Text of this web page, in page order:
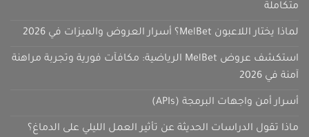
متكاملة
لماذا يختار اللاعبون MelBet؟ أسرار العروض والميزات في 2026
استكشف عروض MelBet الرياضية: مكافآت فورية وتجربة مراهنة
آمنة في 2026
أسرار أمن واجهات البرمجة (APIs)
ماذا تقول الدراسات الحديثة عن تأثير العمل الليلي على الدماغ؟